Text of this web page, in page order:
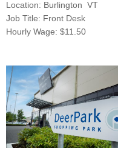
Location: Burlington VT
Job Title: Front Desk
Hourly Wage: $11.50